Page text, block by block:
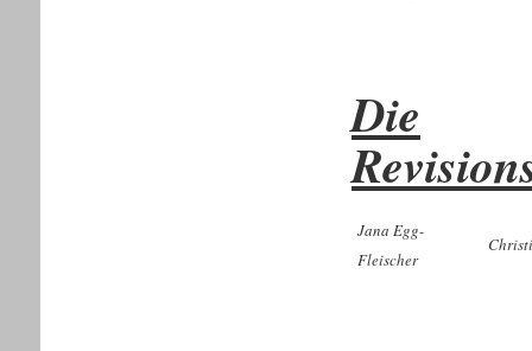
Die
Jana Egg-
Fleischer